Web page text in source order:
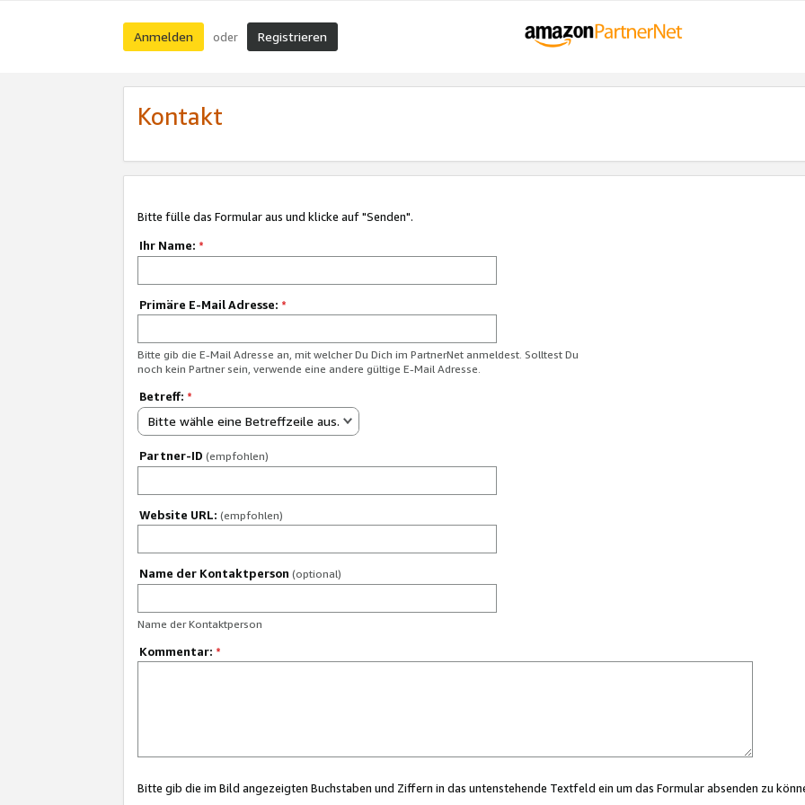
Anmelden oder Registrieren
Kontakt
Bitte fülle das Formular aus und klicke auf "Senden".
Ihr Name: *
Primäre E-Mail Adresse: *
Bitte gib die E-Mail Adresse an, mit welcher Du Dich im PartnerNet anmeldest. Solltest Du
noch kein Partner sein, verwende eine andere gültige E-Mail Adresse.
Betreff: *
Bitte wähle eine Betreffzeile aus.
Partner-ID (empfohlen)
Website URL: (empfohlen)
Name der Kontaktperson (optional)
Name der Kontaktperson
Kommentar: *
Bitte gib die im Bild angezeigten Buchstaben und Ziffern in das untenstehende Textfeld ein um das Formular absenden zu